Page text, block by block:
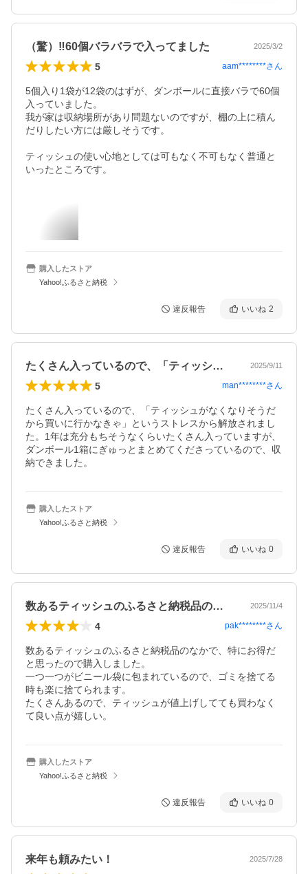
（驚）‼️60個バラバラで入ってました 2025/3/2
5 aam********さん
5個入り1袋が12袋のはずが、ダンボールに直接バラで60個
入っていました。
我が家は収納場所があり問題ないのですが、棚の上に積ん
だりしたい方には厳しそうです。
ティッシュの使い心地としては可もなく不可もなく普通と
いったところです。
購入したストア
Yahoo!ふるさと納税
違反報告 いいね 2
たくさん入っているので、「ティッシュが… 2025/9/11
5 man********さん
たくさん入っているので、「ティッシュがなくなりそうだ
から買いに行かなきゃ」というストレスから解放されまし
た。1年は充分もちそうなくらいたくさん入っていますが、
ダンボール1箱にぎゅっとまとめてくださっているので、収
納できました。
購入したストア
Yahoo!ふるさと納税
違反報告 いいね 0
数あるティッシュのふるさと納税品のなか… 2025/11/4
4 pak********さん
数あるティッシュのふるさと納税品のなかで、特にお得だ
と思ったので購入しました。
一つ一つがビニール袋に包まれているので、ゴミを捨てる
時も楽に捨てられます。
たくさんあるので、ティッシュが値上げしてても買わなく
て良い点が嬉しい。
購入したストア
Yahoo!ふるさと納税
違反報告 いいね 0
来年も頼みたい！ 2025/7/28